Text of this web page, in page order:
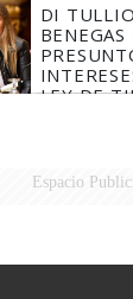
DI
LEY DE
Espacio